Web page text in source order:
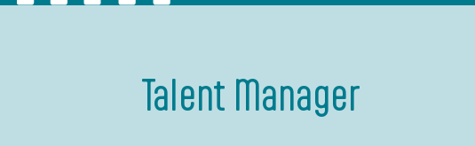
Talent Manager